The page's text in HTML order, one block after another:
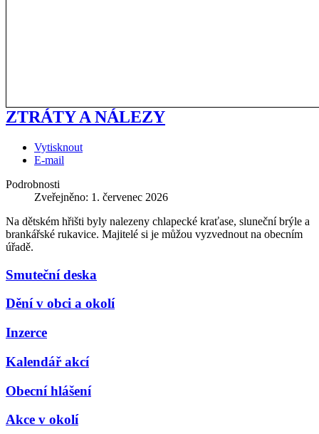
ZTRÁTY A NÁLEZY
Vytisknout
E-mail
Podrobnosti
Zveřejněno: 1. červenec 2026
Na dětském hřišti byly nalezeny chlapecké kraťase, sluneční brýle a
brankářské rukavice. Majitelé si je můžou vyzvednout na obecním
úřadě.
Smuteční deska
Dění v obci a okolí
Inzerce
Kalendář akcí
Obecní hlášení
Akce v okolí